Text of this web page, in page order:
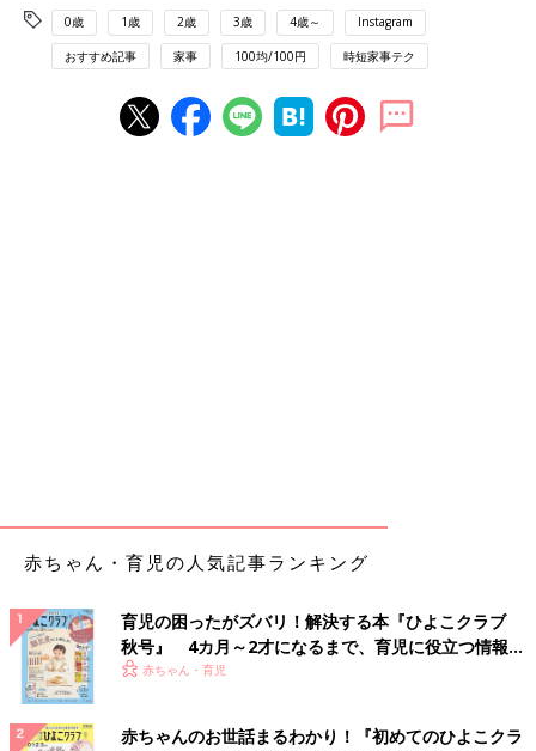
0歳 1歳 2歳 3歳 4歳～ Instagram
おすすめ記事 家事 100均/100円 時短家事テク
赤ちゃん・育児の人気記事ランキング
育児の困ったがズバリ！解決する本『ひよこクラブ
秋号』 4カ月～2才になるまで、育児に役立つ情報が
いっぱい！
赤ちゃん・育児
赤ちゃんのお世話まるわかり！『初めてのひよこクラ